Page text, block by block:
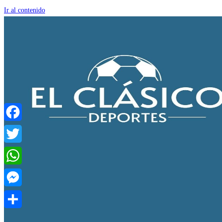
Ir al contenido
Facebook
Twitter
WhatsApp
Messenger